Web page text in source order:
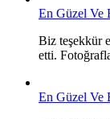
En Güzel Ve
Biz teşekkür
etti.
En Güzel Ve